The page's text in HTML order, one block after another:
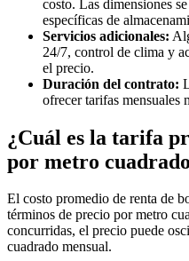
costo. Las dimensiones
específicas de
Servicios adicionales:
24/7, control de clima y
el precio.
Duración del contrato:
ofrecer tarifas mensuales
¿Cuál es la tarifa
por metro
El costo promedio de renta de
términos de precio por metro
concurridas, el precio puede
cuadrado mensual.